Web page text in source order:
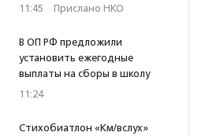
11:45 · Прислано НКО
В ОП РФ предложили
установить ежегодные
выплаты на сборы в школу
11:24
Стихобиатлон «Км/вслух»